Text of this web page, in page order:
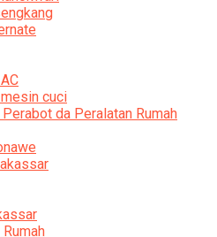
cuci
da Peralatan Rumah